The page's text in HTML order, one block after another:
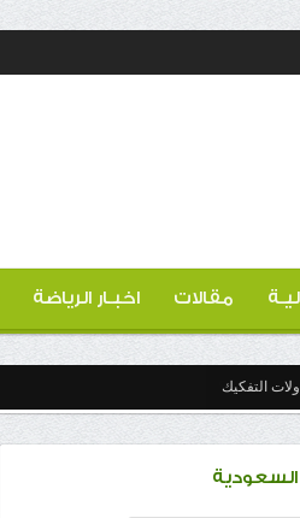
مقالات اخبـار الرياضة
التفكيك
السعودية